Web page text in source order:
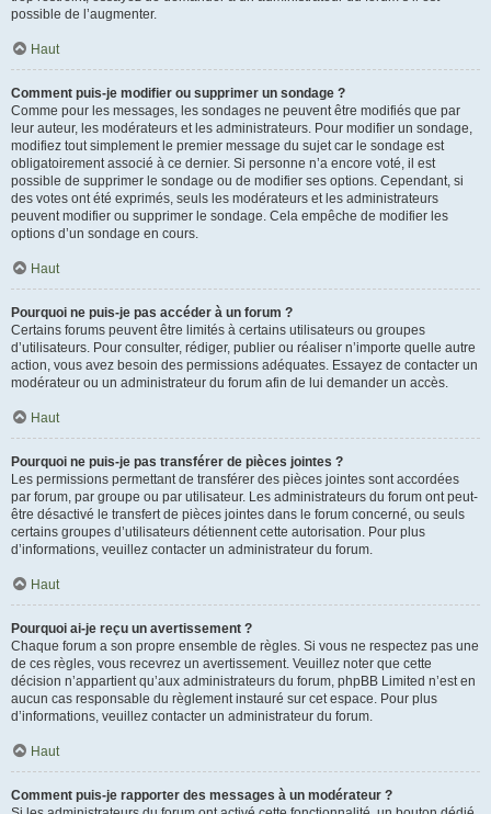
possible de l’augmenter.
Haut
Comment puis-je modifier ou supprimer un sondage ?
Comme pour les messages, les sondages ne peuvent être modifiés que par
leur auteur, les modérateurs et les administrateurs. Pour modifier un sondage,
modifiez tout simplement le premier message du sujet car le sondage est
obligatoirement associé à ce dernier. Si personne n’a encore voté, il est
possible de supprimer le sondage ou de modifier ses options. Cependant, si
des votes ont été exprimés, seuls les modérateurs et les administrateurs
peuvent modifier ou supprimer le sondage. Cela empêche de modifier les
options d’un sondage en cours.
Haut
Pourquoi ne puis-je pas accéder à un forum ?
Certains forums peuvent être limités à certains utilisateurs ou groupes
d’utilisateurs. Pour consulter, rédiger, publier ou réaliser n’importe quelle autre
action, vous avez besoin des permissions adéquates. Essayez de contacter un
modérateur ou un administrateur du forum afin de lui demander un accès.
Haut
Pourquoi ne puis-je pas transférer de pièces jointes ?
Les permissions permettant de transférer des pièces jointes sont accordées
par forum, par groupe ou par utilisateur. Les administrateurs du forum ont peut-
être désactivé le transfert de pièces jointes dans le forum concerné, ou seuls
certains groupes d’utilisateurs détiennent cette autorisation. Pour plus
d’informations, veuillez contacter un administrateur du forum.
Haut
Pourquoi ai-je reçu un avertissement ?
Chaque forum a son propre ensemble de règles. Si vous ne respectez pas une
de ces règles, vous recevrez un avertissement. Veuillez noter que cette
décision n’appartient qu’aux administrateurs du forum, phpBB Limited n’est en
aucun cas responsable du règlement instauré sur cet espace. Pour plus
d’informations, veuillez contacter un administrateur du forum.
Haut
Comment puis-je rapporter des messages à un modérateur ?